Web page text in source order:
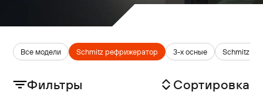
Все модели Schmitz рефрижератор 3-х осные Schmitz
Фильтры Сортировка